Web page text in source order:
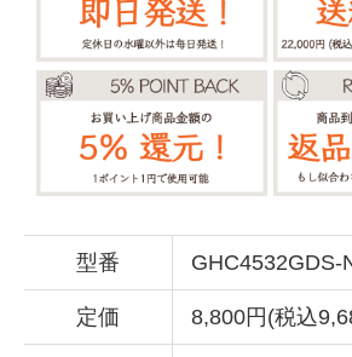
型番 GHC4532GDS-
定価 8,800円(税込